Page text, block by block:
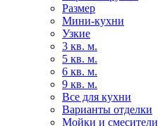
Размер
Мини-кухни
Узкие
3 кв. м.
5 кв. м.
6 кв. м.
9 кв. м.
Все для кухни
Варианты отделки
Мойки и смесители